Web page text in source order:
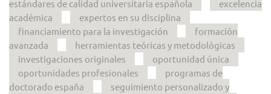
estándares de calidad universitaria española
excelencia
académica
expertos en su disciplina
financiamiento para la investigación
formación
avanzada
herramientas teóricas y metodológicas
investigaciones originales
oportunidad única
oportunidades profesionales
programas de
doctorado españa
seguimiento personalizado y